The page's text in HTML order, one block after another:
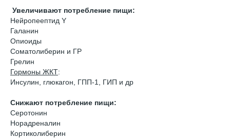
Увеличивают потребление пищи:
Нейропеептид Y
Галанин
Опиоиды
Соматолиберин и ГР
Грелин
Гормоны ЖКТ:
Инсулин, глюкагон, ГПП-1, ГИП и др
Снижают потребление пищи:
Серотонин
Норадреналин
Кортиколиберин